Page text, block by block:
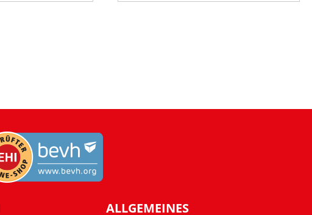
ALLGEMEINES